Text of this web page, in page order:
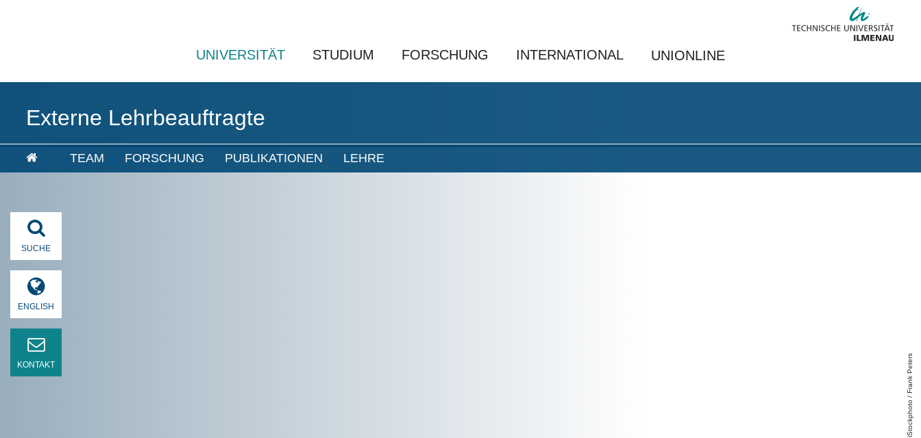
UNIVERSITÄT STUDIUM FORSCHUNG INTERNATIONAL UNIONLINE
Externe Lehrbeauftragte
TEAM FORSCHUNG PUBLIKATIONEN LEHRE
iStockphoto / Frank Peters
SUCHE
ENGLISH
KONTAKT